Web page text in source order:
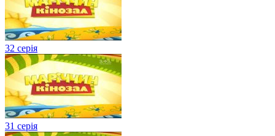
32 серія
31 серія